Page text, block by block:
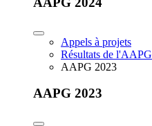
Appels à projets
Résultats de l'AAPG
AAPG 2023
AAPG 2023